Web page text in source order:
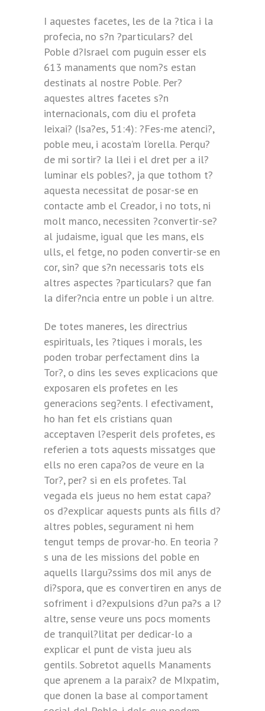
I aquestes facetes, les de la ?tica i la
profecia, no s?n ?particulars? del
Poble d?Israel com puguin esser els
613 manaments que nom?s estan
destinats al nostre Poble. Per?
aquestes altres facetes s?n
internacionals, com diu el profeta
Ieixai? (Isa?es, 51:4): ?Fes-me atenci?,
poble meu, i acosta’m l’orella. Perqu?
de mi sortir? la llei i el dret per a il?
luminar els pobles?, ja que tothom t?
aquesta necessitat de posar-se en
contacte amb el Creador, i no tots, ni
molt manco, necessiten ?convertir-se?
al judaisme, igual que les mans, els
ulls, el fetge, no poden convertir-se en
cor, sin? que s?n necessaris tots els
altres aspectes ?particulars? que fan
la difer?ncia entre un poble i un altre.
De totes maneres, les directrius
espirituals, les ?tiques i morals, les
poden trobar perfectament dins la
Tor?, o dins les seves explicacions que
exposaren els profetes en les
generacions seg?ents. I efectivament,
ho han fet els cristians quan
acceptaven l?esperit dels profetes, es
referien a tots aquests missatges que
ells no eren capa?os de veure en la
Tor?, per? si en els profetes. Tal
vegada els jueus no hem estat capa?
os d?explicar aquests punts als fills d?
altres pobles, segurament ni hem
tengut temps de provar-ho. En teoria ?
s una de les missions del poble en
aquells llargu?ssims dos mil anys de
di?spora, que es convertiren en anys de
sofriment i d?expulsions d?un pa?s a l?
altre, sense veure uns pocs moments
de tranquil?litat per dedicar-lo a
explicar el punt de vista jueu als
gentils. Sobretot aquells Manaments
que aprenem a la paraix? de MIxpatim,
que donen la base al comportament